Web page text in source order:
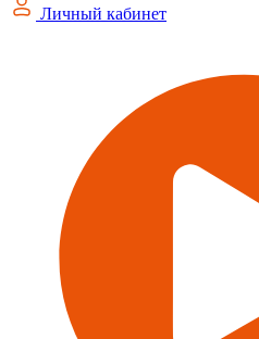
Личный кабинет